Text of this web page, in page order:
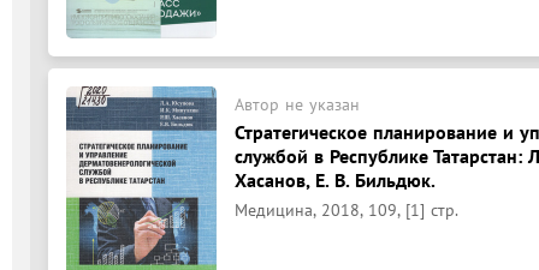
Автор не указан
Стратегическое планирование и
службой в Республике
Хасанов, Е. В. Бильдюк.
Медицина, 2018, 109, [1] стр.